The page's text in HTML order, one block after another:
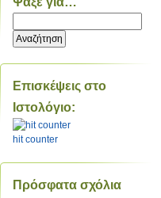
Επισκέψεις στο
Ιστολόγιο:
hit counter
Πρόσφατα σχόλια